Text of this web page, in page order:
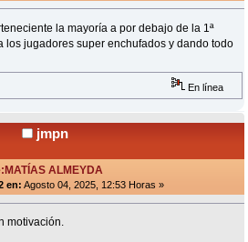
la mayoría a por debajo de la 1ª
los jugadores super enchufados y dando todo
En línea
jmpn
ALMEYDA
en: Agosto 04, 2025, 12:53 Horas »
motivación.